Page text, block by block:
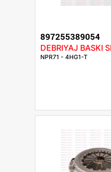
897255389054
DEBRIYAJ BASKI
NPR71 - 4HG1-T